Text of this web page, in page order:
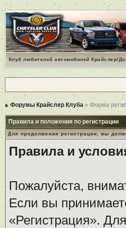
Клуб любителей автомобилей Крайслер/
Форумы Крайслер Клуба » Форма
Правила и положения по регистрации
Для продолжения регистрации, вы
Правила и
Пожалуйста,
Если вы
«Регистрация».